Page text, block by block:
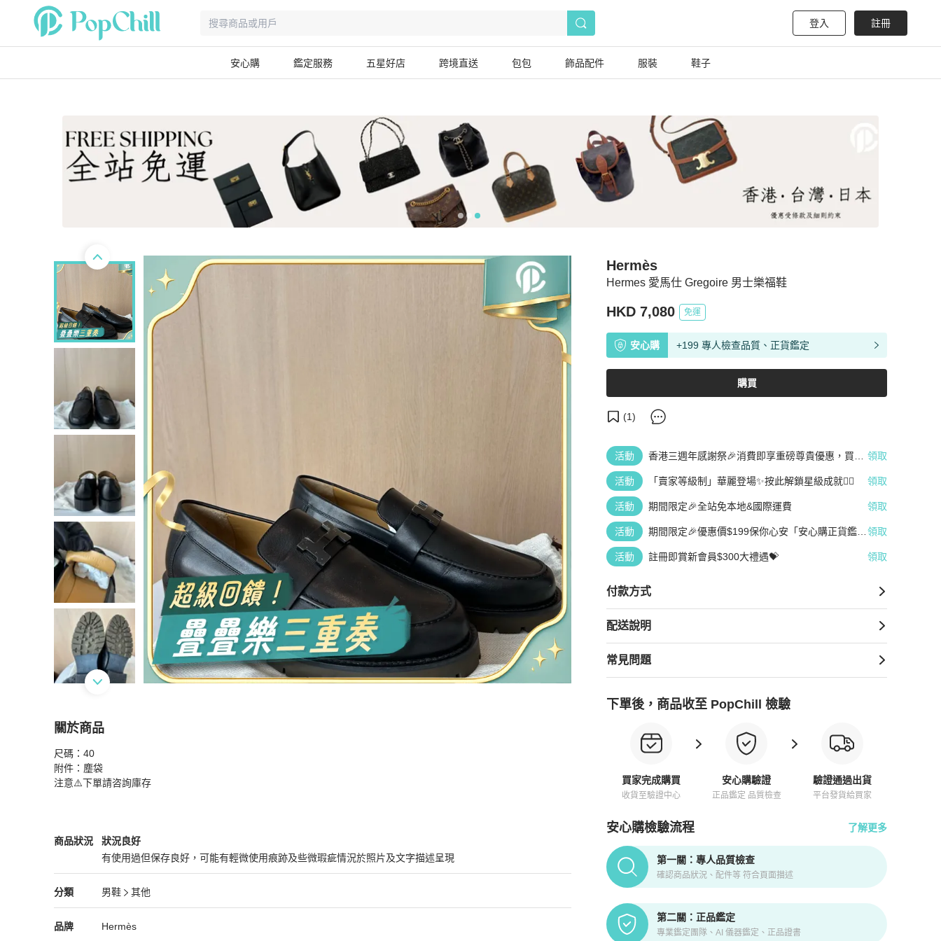
登入 註冊
安心購 鑑定服務 五星好店 跨境直送 包包 飾品配件 服裝 鞋子
Hermes 愛馬仕 Gregoire 男士樂福鞋
Hermès
HKD 7,080 免運
安心購 +199 專人檢查品質、正貨鑑定
購買
(1)
活動
香港三週年感謝祭🎉消費即享重磅尊貴優惠，買越
領取
活動 「賣家等級制」華麗登場✨按此解鎖星級成就👆🏻 領取
活動 期間限定🎉全站免本地&國際運費 領取
活動
期間限定🎉優惠價$199保你心安「安心購正貨鑑
領取
活動 註冊即賞新會員$300大禮遇💝 領取
付款方式
配送說明
常見問題
下單後，商品收至 PopChill 檢驗
買家完成購買
收貨至驗證中心
安心購驗證
正品鑑定 品質檢查
驗證通過出貨
平台發貨給買家
安心購檢驗流程 了解更多
PopChill拍拍圈正品驗證、安心購檢驗流程介紹
第一關：專人品質檢查
確認商品狀況、配件等 符合頁面描述
第二關：正品鑑定
專業鑑定團隊、AI 儀器鑑定、正品證書
關於商品
關於 Hermes 愛馬仕 Gregoire 男士樂福鞋
尺碼：40
附件：塵袋
注意⚠️下單請咨詢庫存
商品狀況
Hermès男鞋商品狀態與細節
狀況良好
有使用過但保存良好，可能有輕微使用痕跡及些微瑕疵情況於照片及文字描述呈現
狀況良好
分類
Hermès 男鞋分類資訊
男鞋
其他
男鞋/其他推薦
品牌
Hermès 精品男鞋品牌介紹
Hermès
Hermès 推薦清單